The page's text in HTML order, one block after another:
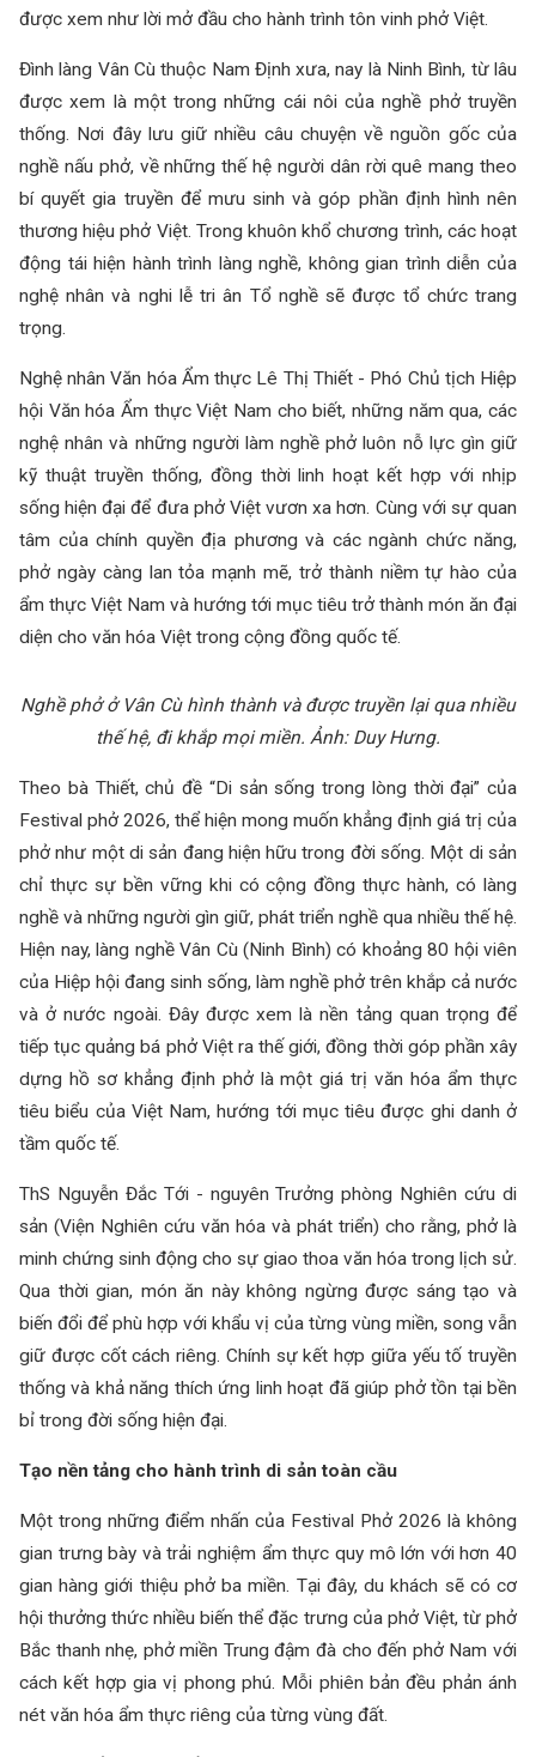
được xem như lời mở đầu cho hành trình tôn vinh phở Việt.
Đình làng Vân Cù thuộc Nam Định xưa, nay là Ninh Bình, từ lâu
được xem là một trong những cái nôi của nghề phở truyền
thống. Nơi đây lưu giữ nhiều câu chuyện về nguồn gốc của
nghề nấu phở, về những thế hệ người dân rời quê mang theo
bí quyết gia truyền để mưu sinh và góp phần định hình nên
thương hiệu phở Việt. Trong khuôn khổ chương trình, các hoạt
động tái hiện hành trình làng nghề, không gian trình diễn của
nghệ nhân và nghi lễ tri ân Tổ nghề sẽ được tổ chức trang
trọng.
Nghệ nhân Văn hóa Ẩm thực Lê Thị Thiết - Phó Chủ tịch Hiệp
hội Văn hóa Ẩm thực Việt Nam cho biết, những năm qua, các
nghệ nhân và những người làm nghề phở luôn nỗ lực gìn giữ
kỹ thuật truyền thống, đồng thời linh hoạt kết hợp với nhịp
sống hiện đại để đưa phở Việt vươn xa hơn. Cùng với sự quan
tâm của chính quyền địa phương và các ngành chức năng,
phở ngày càng lan tỏa mạnh mẽ, trở thành niềm tự hào của
ẩm thực Việt Nam và hướng tới mục tiêu trở thành món ăn đại
diện cho văn hóa Việt trong cộng đồng quốc tế.
Nghề phở ở Vân Cù hình thành và được truyền lại qua nhiều
thế hệ, đi khắp mọi miền. Ảnh: Duy Hưng.
Theo bà Thiết, chủ đề “Di sản sống trong lòng thời đại” của
Festival phở 2026, thể hiện mong muốn khẳng định giá trị của
phở như một di sản đang hiện hữu trong đời sống. Một di sản
chỉ thực sự bền vững khi có cộng đồng thực hành, có làng
nghề và những người gìn giữ, phát triển nghề qua nhiều thế hệ.
Hiện nay, làng nghề Vân Cù (Ninh Bình) có khoảng 80 hội viên
của Hiệp hội đang sinh sống, làm nghề phở trên khắp cả nước
và ở nước ngoài. Đây được xem là nền tảng quan trọng để
tiếp tục quảng bá phở Việt ra thế giới, đồng thời góp phần xây
dựng hồ sơ khẳng định phở là một giá trị văn hóa ẩm thực
tiêu biểu của Việt Nam, hướng tới mục tiêu được ghi danh ở
tầm quốc tế.
ThS Nguyễn Đắc Tới - nguyên Trưởng phòng Nghiên cứu di
sản (Viện Nghiên cứu văn hóa và phát triển) cho rằng, phở là
minh chứng sinh động cho sự giao thoa văn hóa trong lịch sử.
Qua thời gian, món ăn này không ngừng được sáng tạo và
biến đổi để phù hợp với khẩu vị của từng vùng miền, song vẫn
giữ được cốt cách riêng. Chính sự kết hợp giữa yếu tố truyền
thống và khả năng thích ứng linh hoạt đã giúp phở tồn tại bền
bỉ trong đời sống hiện đại.
Tạo nền tảng cho hành trình di sản toàn cầu
Một trong những điểm nhấn của Festival Phở 2026 là không
gian trưng bày và trải nghiệm ẩm thực quy mô lớn với hơn 40
gian hàng giới thiệu phở ba miền. Tại đây, du khách sẽ có cơ
hội thưởng thức nhiều biến thể đặc trưng của phở Việt, từ phở
Bắc thanh nhẹ, phở miền Trung đậm đà cho đến phở Nam với
cách kết hợp gia vị phong phú. Mỗi phiên bản đều phản ánh
nét văn hóa ẩm thực riêng của từng vùng đất.